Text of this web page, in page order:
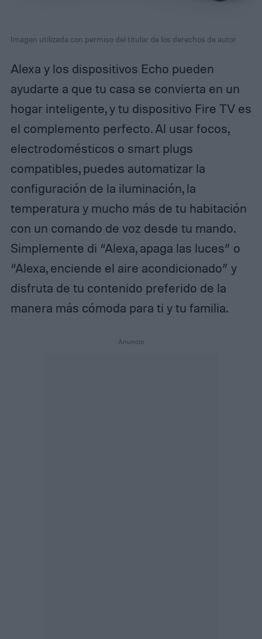
Imagen utilizada con permiso del titular de los derechos de autor
Alexa y los dispositivos Echo pueden
ayudarte a que tu casa se convierta en un
hogar inteligente, y tu dispositivo Fire TV es
el complemento perfecto. Al usar focos,
electrodomésticos o smart plugs
compatibles, puedes automatizar la
configuración de la iluminación, la
temperatura y mucho más de tu habitación
con un comando de voz desde tu mando.
Simplemente di “Alexa, apaga las luces” o
“Alexa, enciende el aire acondicionado” y
disfruta de tu contenido preferido de la
manera más cómoda para ti y tu familia.